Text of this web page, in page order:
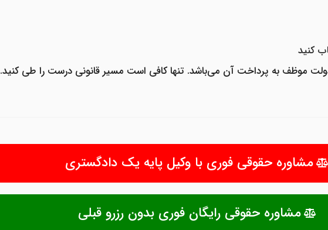
کنید
موظف به پرداخت آن می‌باشد. تنها کافی است مسیر قانونی درست را طی کنید.
مشاوره حقوقی فوری با وکیل پایه یک دادگستری
مشاوره حقوقی رایگان فوری بدون رزرو قبلی